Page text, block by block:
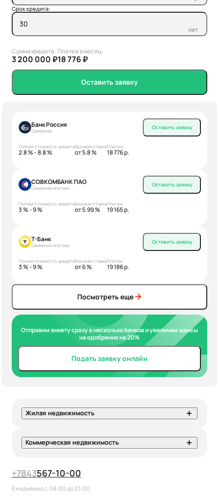
Срок кредита:
лет
Сумма кредита:
3 200 000 ₽
Платеж в месяц:
18 776 ₽
Оставить заявку
Банк Россия
Семейная
Полная стоимость кредита
2.8 % - 8.8 %
Базовая ставка
от 5.8 %
Платеж
18 776 р.
Оставить заявку
СОВКОМБАНК ПАО
Семейная ипотека
Полная стоимость кредита
3 % - 9 %
Базовая ставка
от 5.99 %
Платеж
19 165 р.
Оставить заявку
Т-Банк
Семейная ипотека
Полная стоимость кредита
3 % - 9 %
Базовая ставка
от 6 %
Платеж
19 186 р.
Оставить заявку
Посмотреть еще
Отправим анкету сразу в несколько банков и увеличим шансы
на одобрение на 20%
Подать заявку онлайн
Жилая недвижимость
Коммерческая недвижимость
+7843567-10-00
Ежедневно с 08:00 до 21:00